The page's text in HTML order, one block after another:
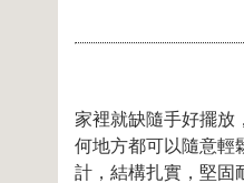
家裡就缺隨手好擺放
何地方都可以隨意輕
計，結構扎實，堅固